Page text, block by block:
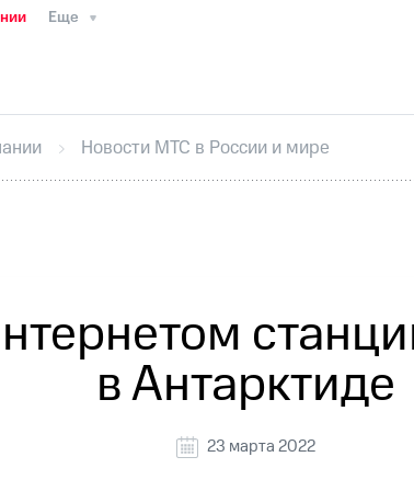
Еще
ИнтервьюФинансовая
секретарьРаскрытие информации
кабинет акционераАкционерный
Новости МТС в России и мире
в Антарктиде
23 марта 2022